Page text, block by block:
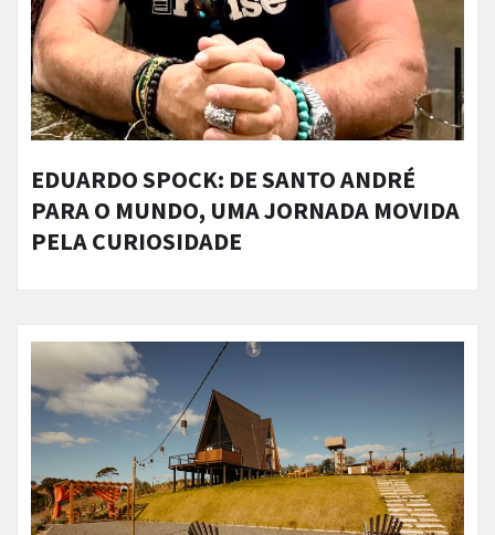
EDUARDO SPOCK: DE SANTO ANDRÉ
PARA O MUNDO, UMA JORNADA MOVIDA
PELA CURIOSIDADE